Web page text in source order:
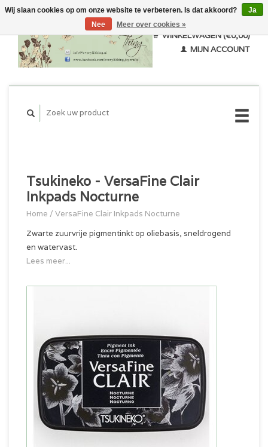
WINKELWAGEN (€0,00)
MIJN ACCOUNT
Tsukineko - VersaFine Clair
Inkpads Nocturne
Home / VersaFine Clair Inkpads Nocturne
Zwarte zuurvrije pigmentinkt op oliebasis, sneldrogend
en watervast.
Lees meer...
Wij slaan cookies op om onze website te verbeteren. Is dat akkoord?
Ja
Nee
Meer over cookies »